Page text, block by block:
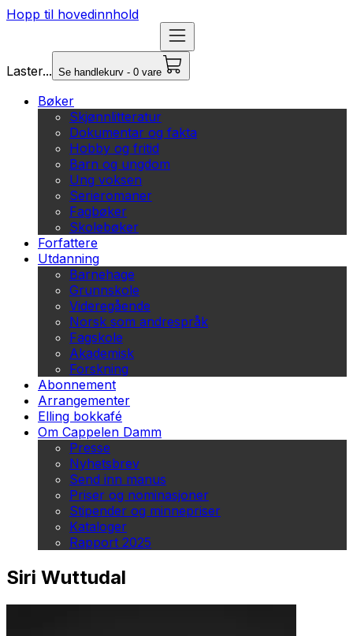
Hopp til hovedinnhold
Laster... Se handlekurv - 0 vare
Bøker
Skjønnlitteratur
Dokumentar og fakta
Hobby og fritid
Barn og ungdom
Ung voksen
Serieromaner
Fagbøker
Skolebøker
Forfattere
Utdanning
Barnehage
Grunnskole
Videregående
Norsk som andrespråk
Fagskole
Akademisk
Forskning
Abonnement
Arrangementer
Elling bokkafé
Om Cappelen Damm
Presse
Nyhetsbrev
Send inn manus
Priser og nominasjoner
Stipender og minnepriser
Kataloger
Rapport 2025
Siri Wuttudal